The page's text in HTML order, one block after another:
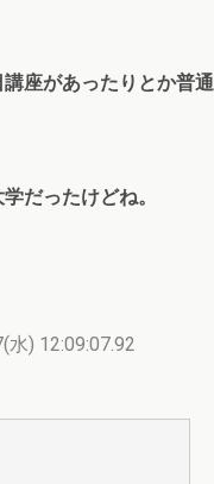
座があったりとか普通
だったけどね。
) 12:09:07.92